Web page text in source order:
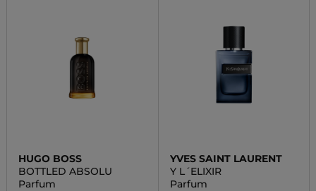
HUGO BOSS
BOTTLED ABSOLU
Parfum
YVES SAINT LAURENT
Y L´ELIXIR
Parfum